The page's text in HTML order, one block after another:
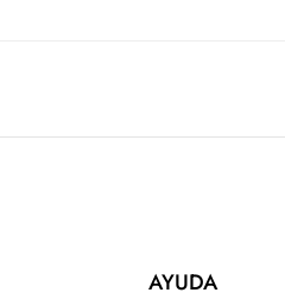
AYUDA